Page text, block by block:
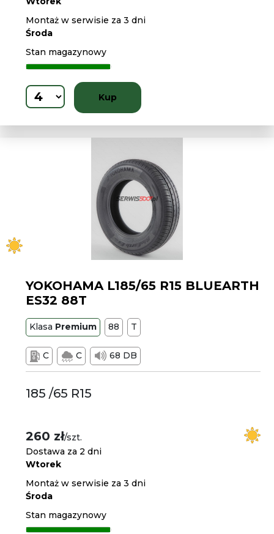
Montaż w serwisie za 3 dni
Środa
Stan magazynowy
Kup
YOKOHAMA L185/65 R15 BLUEARTH
ES32 88T
Klasa Premium 88 T
C C 68 DB
185 /65 R15
260 zł/szt.
Dostawa za 2 dni
Wtorek
Montaż w serwisie za 3 dni
Środa
Stan magazynowy